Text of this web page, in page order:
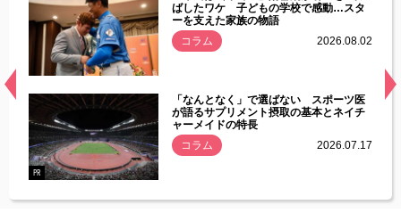
常
ばしたワケ 子どもの学校で感動…スタ
ーを支えた家族の物語
コラム
2026.08.02
PR
「なんとなく」で選ばない スポーツ医
が語るサプリメント摂取の基本とネイチ
ャーメイドの特長
コラム
2026.07.17